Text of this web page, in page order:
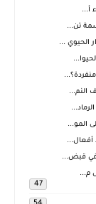
أ...
تن...
الحيوي ...
النم...
المو...
أفعال...
في قبض...
م...
47